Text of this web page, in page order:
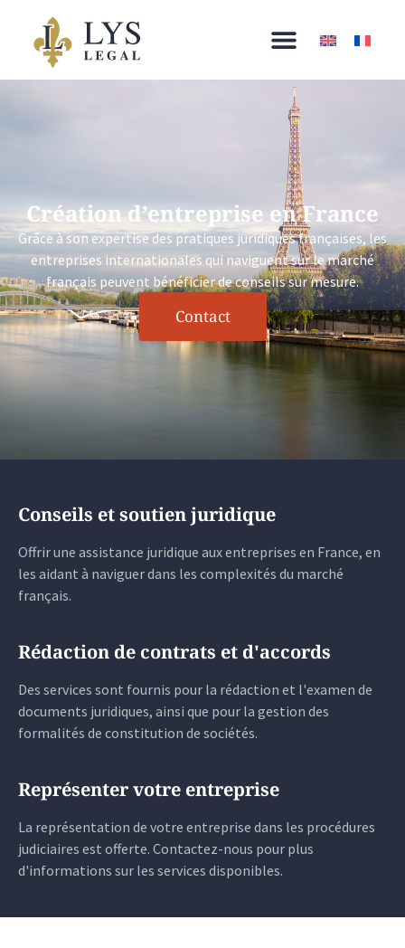
Création d’entreprise en France
Grâce à son expertise des pratiques juridiques françaises, les
entreprises internationales qui naviguent sur le marché
français peuvent bénéficier de conseils sur mesure.
Contact
Conseils et soutien juridique
Offrir une assistance juridique aux entreprises en France, en
les aidant à naviguer dans les complexités du marché
français.
Rédaction de contrats et d'accords
Des services sont fournis pour la rédaction et l'examen de
documents juridiques, ainsi que pour la gestion des
formalités de constitution de sociétés.
Représenter votre entreprise
La représentation de votre entreprise dans les procédures
judiciaires est offerte. Contactez-nous pour plus
d'informations sur les services disponibles.